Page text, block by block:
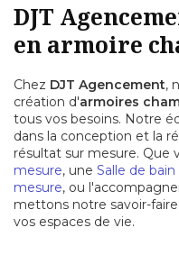
DJT
en armoire
Chez DJT Agencement,
création d'armoires
tous vos besoins. Notre
dans la conception et la
résultat sur mesure. Que
mesure, une Salle de bain
mesure, ou
mettons notre savoir-
vos espaces de vie.